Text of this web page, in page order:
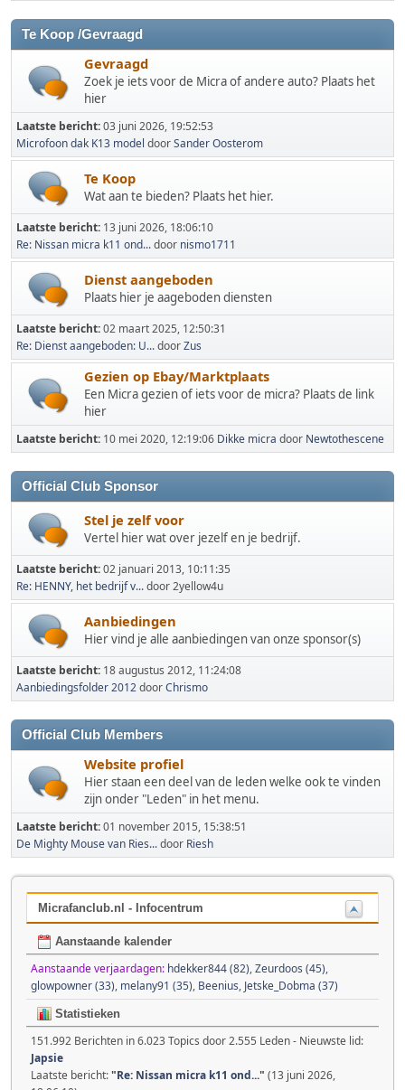
Te Koop /Gevraagd
Gevraagd
Zoek je iets voor de Micra of andere auto? Plaats het
hier
Laatste bericht:03 juni 2026, 19:52:53
Microfoon dak K13 model doorSander Oosterom
Te Koop
Wat aan te bieden? Plaats het hier.
Laatste bericht: 13 juni 2026, 18:06:10
Re: Nissan micra k11 ond...door nismo1711
Dienst aangeboden
Plaats hier je aageboden diensten
Laatste bericht:02 maart 2025, 12:50:31
Re: Dienst aangeboden: U...doorZus
Gezien op Ebay/Marktplaats
Een Micra gezien of iets voor de micra? Plaats de link
hier
Laatste bericht: 10 mei 2020, 12:19:06 Dikke micra door Newtothescene
Official Club Sponsor
Stel je zelf voor
Vertel hier wat over jezelf en je bedrijf.
Laatste bericht:02 januari 2013, 10:11:35
Re: HENNY, het bedrijf v...door 2yellow4u
Aanbiedingen
Hier vind je alle aanbiedingen van onze sponsor(s)
Laatste bericht: 18 augustus 2012, 11:24:08
Aanbiedingsfolder 2012doorChrismo
Official Club Members
Website profiel
Hier staan een deel van de leden welke ook te vinden
zijn onder "Leden" in het menu.
Laatste bericht:01 november 2015, 15:38:51
De Mighty Mouse van Ries...door Riesh
Micrafanclub.nl - Infocentrum
Aanstaande kalender
Aanstaande verjaardagen: hdekker844 (82),Zeurdoos (45),
glowpowner (33), melany91 (35), Beenius, Jetske_Dobma (37)
Statistieken
151.992 Berichten in 6.023 Topics door 2.555 Leden - Nieuwste lid:
Japsie
Laatste bericht:"Re: Nissan micra k11 ond..." (13 juni 2026,